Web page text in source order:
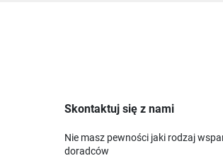
Skontaktuj się z nami
Nie masz pewności jaki rodzaj
doradców